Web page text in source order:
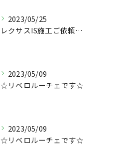
2023/05/25
レクサスIS施工ご依頼ありがとうございます😉
2023/05/09
☆リベロルーチェです☆
2023/05/09
☆リベロルーチェです☆